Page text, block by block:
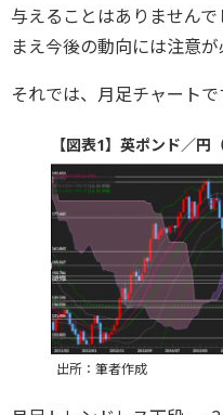
与えることはありません
まえ今後の動向には注意が
それでは、月足チャートで
【図表1】英ポンド／円
出所：筆者作成